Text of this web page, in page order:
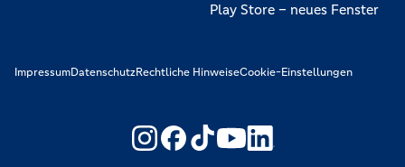
ImpressumDatenschutzRechtliche HinweiseCookie-Einstellungen
https://www.youtube.com/
https://